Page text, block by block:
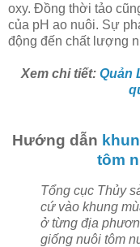
oxy. Đồng thời tảo
của pH ao nuôi. Sự
động đến chất lượng
Xem chi tiết: Quản
Hướng dẫn
tôm
Tổng cục Thủy
cứ vào khung
ở từng địa
giống nuôi tôm